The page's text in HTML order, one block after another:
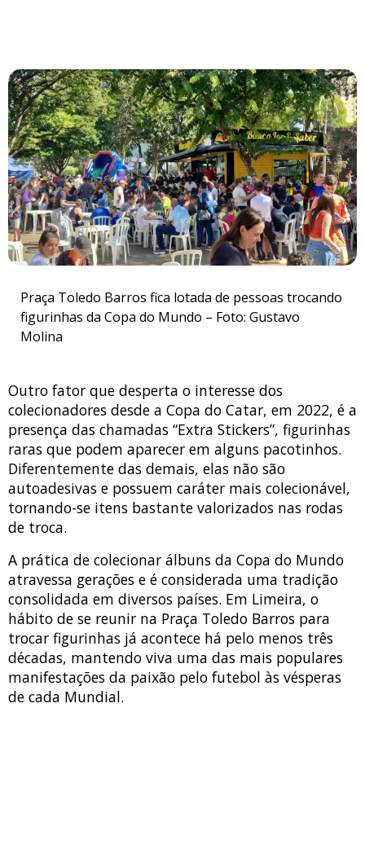
Praça Toledo Barros fica lotada de pessoas trocando
figurinhas da Copa do Mundo – Foto: Gustavo
Molina
Outro fator que desperta o interesse dos
colecionadores desde a Copa do Catar, em 2022, é a
presença das chamadas “Extra Stickers”, figurinhas
raras que podem aparecer em alguns pacotinhos.
Diferentemente das demais, elas não são
autoadesivas e possuem caráter mais colecionável,
tornando-se itens bastante valorizados nas rodas
de troca.
A prática de colecionar álbuns da Copa do Mundo
atravessa gerações e é considerada uma tradição
consolidada em diversos países. Em Limeira, o
hábito de se reunir na Praça Toledo Barros para
trocar figurinhas já acontece há pelo menos três
décadas, mantendo viva uma das mais populares
manifestações da paixão pelo futebol às vésperas
de cada Mundial.